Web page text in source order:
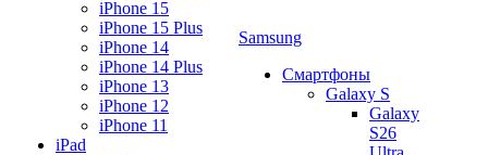
iPhone 15
iPhone 15 Plus
iPhone 14
iPhone 14 Plus
iPhone 13
iPhone 12
iPhone 11
iPad
Samsung
Смартфоны
Galaxy S
Galaxy
S26